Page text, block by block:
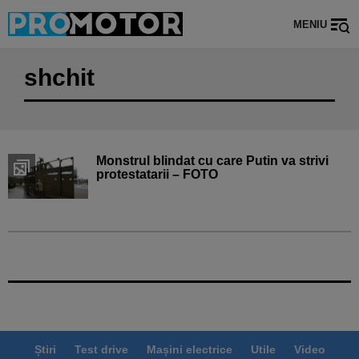
MENIU
shchit
Monstrul blindat cu care Putin va strivi
protestatarii – FOTO
Știri Test drive Mașini electrice Utile
Video